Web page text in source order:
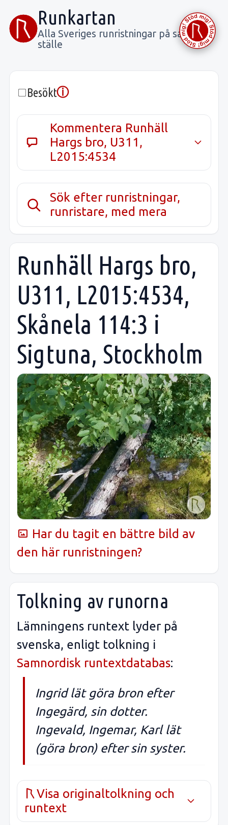
Runkartan
Alla Sveriges runristningar på samma
ställe
Besöktⓘ
Kommentera Runhäll
Hargs bro, U311,
L2015:4534
Sök efter runristningar,
runristare, med mera
Runhäll Hargs bro,
U311, L2015:4534,
Skånela 114:3 i
Sigtuna, Stockholm
Har du tagit en bättre bild av
den här runristningen?
Tolkning av runorna
Lämningens runtext lyder på
svenska, enligt tolkning i
Samnordisk runtextdatabas:
Ingrid lät göra bron efter
Ingegärd, sin dotter.
Ingevald, Ingemar, Karl lät
(göra bron) efter sin syster.
Visa originaltolkning och
runtext